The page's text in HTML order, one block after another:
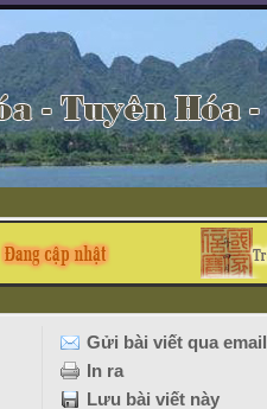
Gửi bài viết qua email
In ra
Lưu bài viết này